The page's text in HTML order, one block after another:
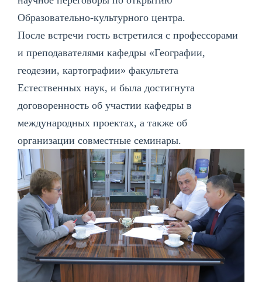
Образовательно-культурного центра.
После встречи гость встретился с профессорами
и преподавателями кафедры «Географии,
геодезии, картографии» факультета
Естественных наук, и была достигнута
договоренность об участии кафедры в
международных проектах, а также об
организации совместные семинары.